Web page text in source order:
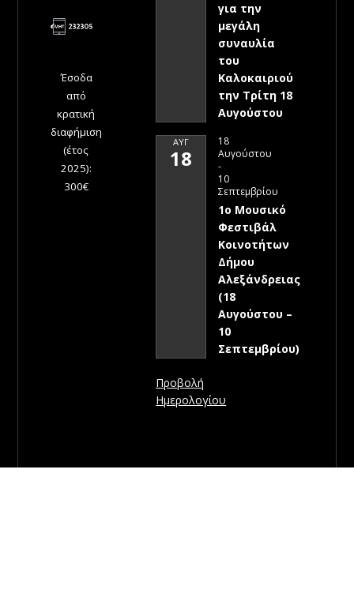
Έσοδα
από
κρατική
διαφήμιση
(έτος
2025):
300€
για την
μεγάλη
συναυλία
του
Καλοκαιριού
την Τρίτη 18
Αυγούστου
ΑΥΓ
18
18
Αυγούστου
-
10
Σεπτεμβρίου
1ο Μουσικό
Φεστιβάλ
Κοινοτήτων
Δήμου
Αλεξάνδρειας
(18
Αυγούστου –
10
Σεπτεμβρίου)